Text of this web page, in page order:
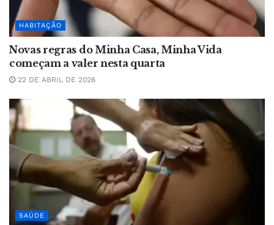
HABITAÇÃO
Novas regras do Minha Casa, Minha Vida
começam a valer nesta quarta
22 DE ABRIL DE 2026
SAÚDE